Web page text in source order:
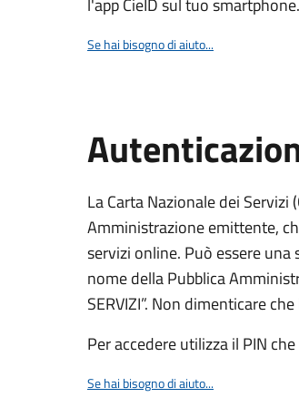
l'app CieID sul tuo smartphone.
Se hai bisogno di aiuto...
La Carta Nazionale dei Servizi
Amministrazione emittente,
servizi online. Può essere
nome della Pubblica
SERVIZI”. Non dimenticare
Per accedere utilizza il PIN
Se hai bisogno di aiuto...